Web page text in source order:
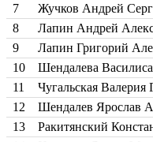
7
Жучков Андрей
8
Лапин Андрей
9
Лапин Григорий
10
Шендалева
11
Чугальская Валерия
12
Шендалев Ярослав
13
Ракитянский